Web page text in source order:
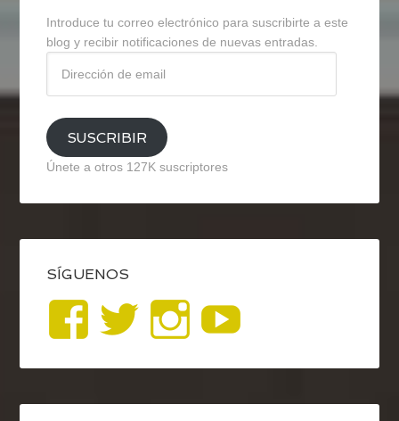
Introduce tu correo electrónico para suscribirte a este
blog y recibir notificaciones de nuevas entradas.
email
SUSCRIBIR
Únete a otros 127K suscriptores
SÍGUENOS
Ver
perfil
de
Ver
perfil
de
Ver
perfil
de